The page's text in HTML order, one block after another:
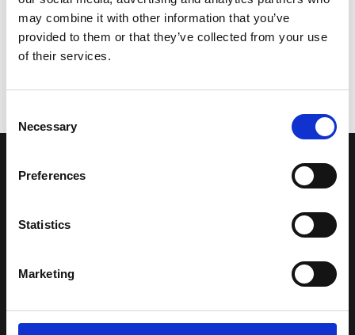
may combine it with other information that you’ve
provided to them or that they’ve collected from your use
of their services.
Selection
Necessary
Preferences
Statistics
Marketing
LA NOSTRA MISSION
Una comunità di appassionati della cultura tibetana che hanno
avuto modo di viaggiare e conoscere questa meravigliosa regione.
paesaggi e la sua gente è capace di riempire il cuore.